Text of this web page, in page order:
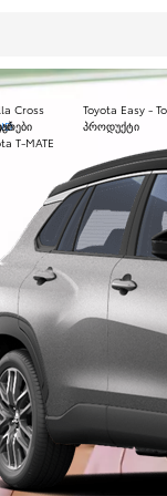
Cross
Toyota Easy -
პროდუქტი
T-MATE